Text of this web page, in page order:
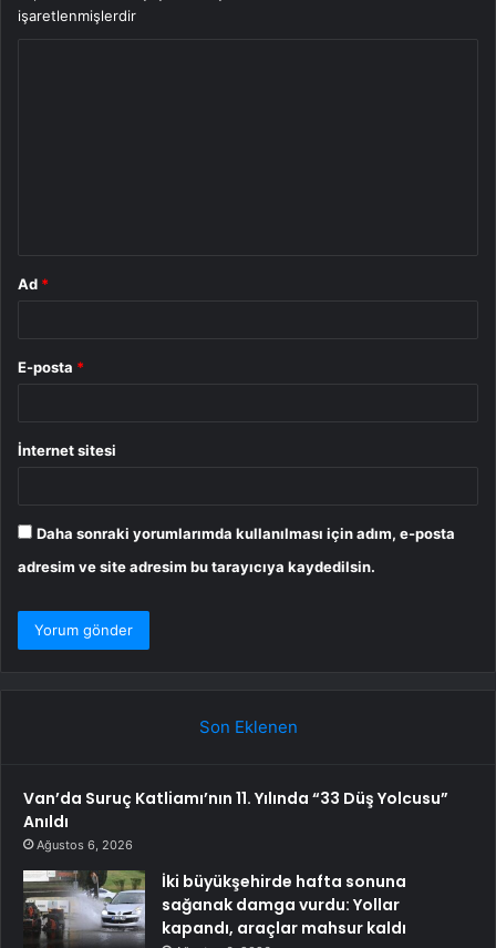
işaretlenmişlerdir
Ad *
E-posta *
İnternet sitesi
Daha sonraki yorumlarımda kullanılması için adım, e-posta
adresim ve site adresim bu tarayıcıya kaydedilsin.
Son Eklenen
Van’da Suruç Katliamı’nın 11. Yılında “33 Düş Yolcusu”
Anıldı
Ağustos 6, 2026
İki büyükşehirde hafta sonuna
sağanak damga vurdu: Yollar
kapandı, araçlar mahsur kaldı